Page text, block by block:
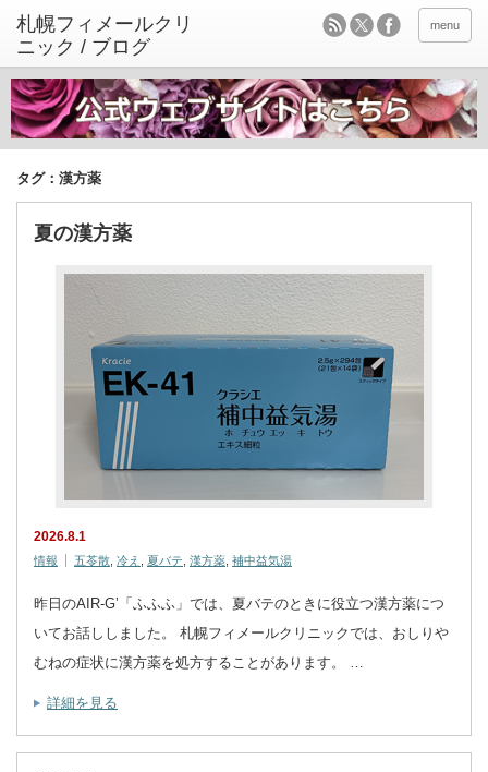
menu
タグ：漢方薬
夏の漢方薬
2026.8.1
情報 五苓散 冷え 夏バテ 漢方薬 補中益気湯
昨日のAIR-G’「ふふふ」では、夏バテのときに役立つ漢方薬につ
いてお話ししました。 札幌フィメールクリニックでは、おしりや
むねの症状に漢方薬を処方することがあります。 …
詳細を見る